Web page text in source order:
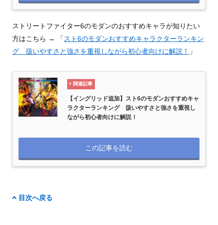
ストリートファイター6のモダンのおすすめキャラが知りたい
方はこちら → 「 スト6のモダンおすすめキャラクターランキン
グ 扱いやすさと強さを重視しながら初心者向けに解説！
」
関連記事
【イングリッド追加】スト6のモダンおすすめキャ
ラクターランキング 扱いやすさと強さを重視し
ながら初心者向けに解説！
この記事を読む
目次へ戻る